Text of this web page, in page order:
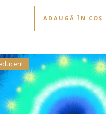
ADAUGĂ ÎN COȘ